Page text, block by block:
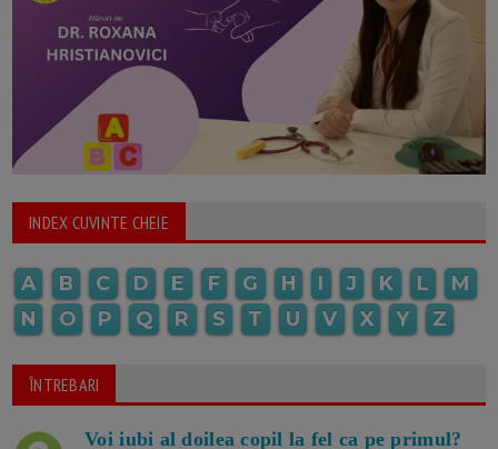
INDEX CUVINTE CHEIE
A B C D E F G H I J K L
M
N
O P Q R S T U V X Y Z
ÎNTREBARI
Voi iubi al doilea copil la fel ca pe primul?